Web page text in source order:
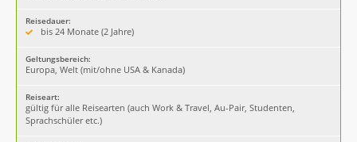
Reisedauer:
bis 24 Monate (2 Jahre)
Geltungsbereich:
Europa, Welt (mit/ohne USA & Kanada)
Reiseart:
gültig für alle Reisearten (auch Work & Travel, Au-Pair, Studenten,
Sprachschüler etc.)